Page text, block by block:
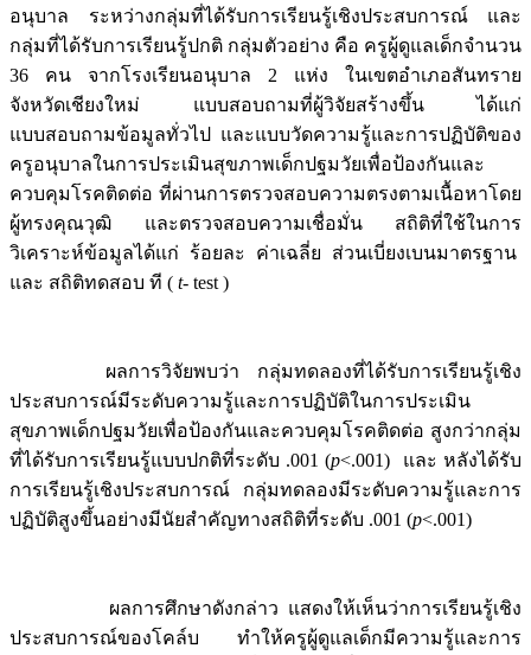
อนุบาล ระหว่างกลุ่มที่ได้รับการเรียนรู้เชิงประสบการณ์ และ
กลุ่มที่ได้รับการเรียนรู้ปกติ กลุ่มตัวอย่าง คือ ครูผู้ดูแลเด็กจำนวน
36 คน จากโรงเรียนอนุบาล 2 แห่ง ในเขตอำเภอสันทราย
จังหวัดเชียงใหม่ แบบสอบถามที่ผู้วิจัยสร้างขึ้น ได้แก่
แบบสอบถามข้อมูลทั่วไป และแบบวัดความรู้และการปฏิบัติของ
ครูอนุบาลในการประเมินสุขภาพเด็กปฐมวัยเพื่อป้องกันและ
ควบคุมโรคติดต่อ ที่ผ่านการตรวจสอบความตรงตามเนื้อหาโดย
ผู้ทรงคุณวุฒิ และตรวจสอบความเชื่อมั่น สถิติที่ใช้ในการ
วิเคราะห์ข้อมูลได้แก่ ร้อยละ ค่าเฉลี่ย ส่วนเบี่ยงเบนมาตรฐาน
และ สถิติทดสอบ ที ( t- test )
ผลการวิจัยพบว่า กลุ่มทดลองที่ได้รับการเรียนรู้เชิง
ประสบการณ์มีระดับความรู้และการปฏิบัติในการประเมิน
สุขภาพเด็กปฐมวัยเพื่อป้องกันและควบคุมโรคติดต่อ สูงกว่ากลุ่ม
ที่ได้รับการเรียนรู้แบบปกติที่ระดับ .001 (p<.001) และ หลังได้รับ
การเรียนรู้เชิงประสบการณ์ กลุ่มทดลองมีระดับความรู้และการ
ปฏิบัติสูงขึ้นอย่างมีนัยสำคัญทางสถิติที่ระดับ .001 (p<.001)
ผลการศึกษาดังกล่าว แสดงให้เห็นว่าการเรียนรู้เชิง
ประสบการณ์ของโคล์บ ทำให้ครูผู้ดูแลเด็กมีความรู้และการ